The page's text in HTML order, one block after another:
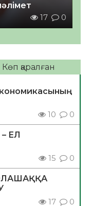
17 0
Көп қаралған
10 0
ЕЛ
15 0
17 0